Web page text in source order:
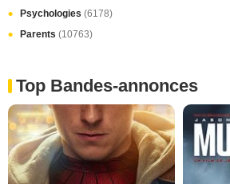
Psychologies (6178)
Parents (10763)
Top Bandes-annonces